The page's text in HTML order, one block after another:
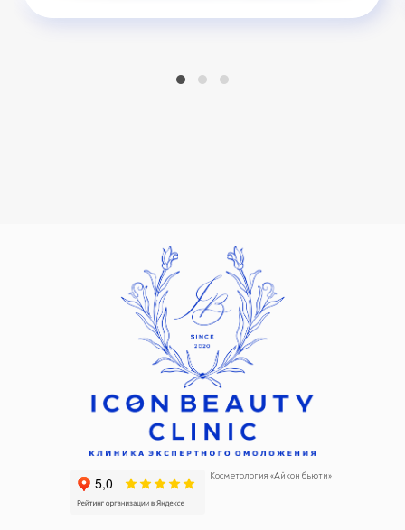
Косметология «Айкон бьюти»